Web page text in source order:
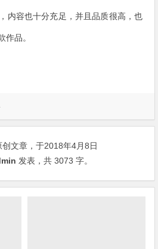
内容也十分充足，并且品质很高，也
作品。
创文章，于2018年4月8日
发表，共 3073 字。